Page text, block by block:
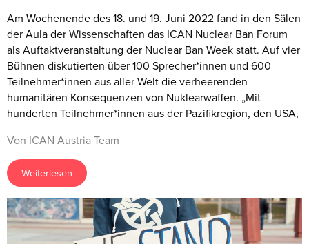
Am Wochenende des 18. und 19. Juni 2022 fand in den Sälen
der Aula der Wissenschaften das ICAN Nuclear Ban Forum
als Auftaktveranstaltung der Nuclear Ban Week statt. Auf vier
Bühnen diskutierten über 100 Sprecher*innen und 600
Teilnehmer*innen aus aller Welt die verheerenden
humanitären Konsequenzen von Nuklearwaffen. „Mit
hunderten Teilnehmer*innen aus der Pazifikregion, den USA,
Von ICAN Austria Team
Weiterlesen